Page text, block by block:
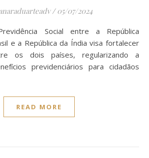
/ 05/07/2024
e a República da Índia visa fortalecer
os dois países, regularizando a
previdenciários para cidadãos
READ MORE